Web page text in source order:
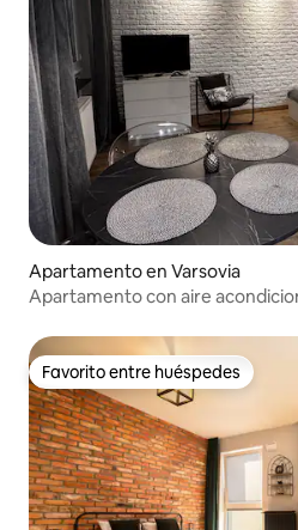
Apartamento en Varsovia
Apartamento con aire
Favorito entre huéspedes
Favorito entre huéspedes